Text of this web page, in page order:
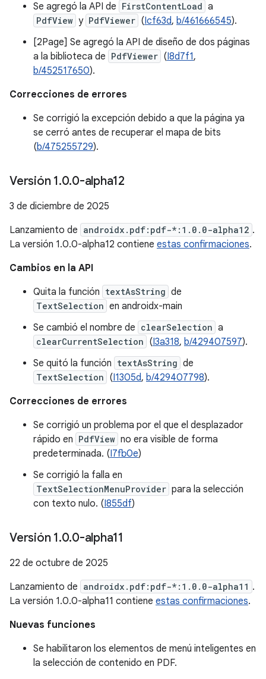
Se agregó la API de FirstContentLoad a
PdfView y PdfViewer (Icf63d, b/461666545).
[2Page] Se agregó la API de diseño de dos páginas
a la biblioteca de PdfViewer (I8d7f1,
b/452517650).
Correcciones de errores
Se corrigió la excepción debido a que la página ya
se cerró antes de recuperar el mapa de bits
(b/475255729).
Versión 1.0.0-alpha12
3 de diciembre de 2025
Lanzamiento de androidx.pdf:pdf-*:1.0.0-alpha12 .
La versión 1.0.0-alpha12 contiene estas confirmaciones.
Cambios en la API
Quita la función textAsString de
TextSelection en androidx-main
Se cambió el nombre de clearSelection a
clearCurrentSelection (I3a318, b/429407597).
Se quitó la función textAsString de
TextSelection (I1305d, b/429407798).
Correcciones de errores
Se corrigió un problema por el que el desplazador
rápido en PdfView no era visible de forma
predeterminada. (I7fb0e)
Se corrigió la falla en
TextSelectionMenuProvider para la selección
con texto nulo. (I855df)
Versión 1.0.0-alpha11
22 de octubre de 2025
Lanzamiento de androidx.pdf:pdf-*:1.0.0-alpha11 .
La versión 1.0.0-alpha11 contiene estas confirmaciones.
Nuevas funciones
Se habilitaron los elementos de menú inteligentes en
la selección de contenido en PDF.